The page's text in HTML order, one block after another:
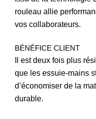
rouleau allie perfor
vos collaborateurs.
BÉNÉFICE CLIENT
Il est deux fois plus
que les essuie-mains
d’économiser de la
durable.